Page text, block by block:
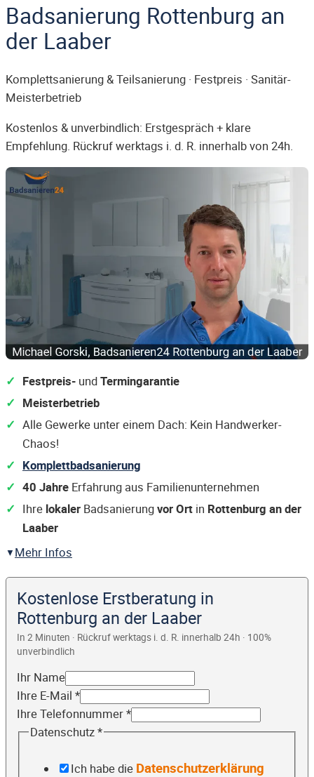
Badsanierung Rottenburg an
der Laaber
Komplettsanierung & Teilsanierung · Festpreis · Sanitär-
Meisterbetrieb
Kostenlos & unverbindlich: Erstgespräch + klare
Empfehlung. Rückruf werktags i. d. R. innerhalb von 24h.
Festpreis- undTermingarantie
Meisterbetrieb
Alle Gewerke unter einem Dach: Kein Handwerker-
Chaos!
Komplettbadsanierung
40 Jahre Erfahrung aus Familienunternehmen
Ihre lokaler Badsanierungvor Ort in Rottenburg an der
Laaber
Mehr Infos
Kostenlose Erstberatung in
Rottenburg an der Laaber
In 2 Minuten · Rückruf werktags i. d. R. innerhalb 24h · 100%
unverbindlich
Ihr Name
Ihre E-Mail *
Ihre Telefonnummer*
Datenschutz*
Ich habe die Datenschutzerklärung